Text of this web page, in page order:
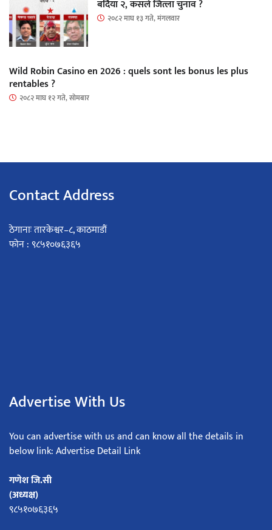
बर्दिया २, कसले जित्ला चुनाव ?
२०८२ माघ १३ गते, मंगलवार
Wild Robin Casino en 2026 : quels sont les bonus les plus
rentables ?
२०८२ माघ १२ गते, सोमबार
Contact Address
ठेगानाः तारकेश्वर–८, काठमाडौं
फोन : ९८५१०७६३६५
Advertise With Us
You can advertise with us and can know all the details in
below link: Advertise Detail Link
गणेश जि.सी
(अध्यक्ष)
९८५१०७६३६५